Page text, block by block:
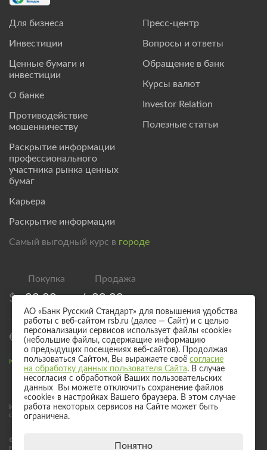
Для бизнеса
Инвестиции
Ценные бумаги и
инвестиции
О банке
Противодействие
мошенничеству
Раскрытие информации
профессионального
участника рынка ценных
бумаг
Карьера
Раскрытие информации
Пресс-центр
Вопросы и ответы
Обращение в банк
Курсы валют
Investor Relation
Полезные статьи
Самый выгодный курс в городе
$ 83,00 / 89,00
€ 95,00 / 101,00
Курс валют для безналичного обмена
Информация о процентных ставках по договорам банковского вклада
с физическими лицами
© 2017 - 2026 АО «Банк Русский Стандарт». Универсальная лицензия
Банка России № 2289 выдана бессрочно 04 сентября 2024 года.
АО «Банк Русский Стандарт» для повышения удобства
работы с веб-сайтом rsb.ru (далее — Сайт) и с целью
персонализации сервисов использует файлы «cookie»
(небольшие файлы, содержащие информацию
о предыдущих посещениях веб-сайтов). Продолжая
пользоваться Сайтом, Вы выражаете своё согласие
на обработку данных пользователя Сайта. В случае
несогласия с обработкой Ваших пользовательских
данных Вы можете отключить сохранение файлов
«cookie» в настройках Вашего браузера. В этом случае
работа некоторых сервисов на Сайте может быть
ограничена.
Понятно